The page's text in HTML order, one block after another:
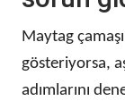
Maytag
gösteriyorsa,
adımlarını